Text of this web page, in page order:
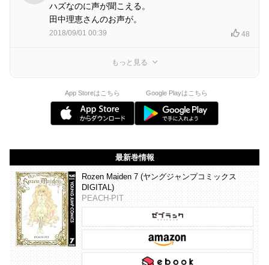
ハズなのに声が聞こえる。
田中理恵さんのお声が。
2018/09/01 00:39 48
もっと見る
App Storeはこちら Google Playはこちら
最新巻情報
Rozen Maiden 7 (ヤングジャンプコミックス
DIGITAL)
PEACH-PIT